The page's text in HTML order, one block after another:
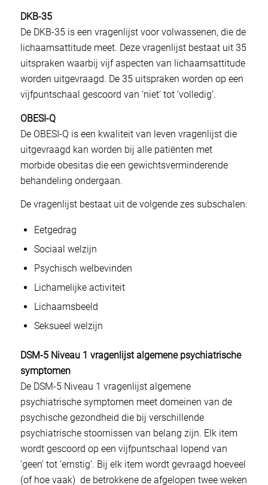
DKB-35
De DKB-35 is een vragenlijst voor volwassenen, die de
lichaamsattitude meet. Deze vragenlijst bestaat uit 35
uitspraken waarbij vijf aspecten van lichaamsattitude
worden uitgevraagd. De 35 uitspraken worden op een
vijfpuntschaal gescoord van ‘niet’ tot ‘volledig’.
OBESI-Q
De OBESI-Q is een kwaliteit van leven vragenlijst die
uitgevraagd kan worden bij alle patiënten met
morbide obesitas die een gewichtsverminderende
behandeling ondergaan.
De vragenlijst bestaat uit de volgende zes subschalen:
Eetgedrag
Sociaal welzijn
Psychisch welbevinden
Lichamelijke activiteit
Lichaamsbeeld
Seksueel welzijn
DSM-5 Niveau 1 vragenlijst algemene psychiatrische
symptomen
De DSM-5 Niveau 1 vragenlijst algemene
psychiatrische symptomen meet domeinen van de
psychische gezondheid die bij verschillende
psychiatrische stoornissen van belang zijn. Elk item
wordt gescoord op een vijfpuntschaal lopend van
‘geen’ tot ‘ernstig’. Bij elk item wordt gevraagd hoeveel
(of hoe vaak) de betrokkene de afgelopen twee weken